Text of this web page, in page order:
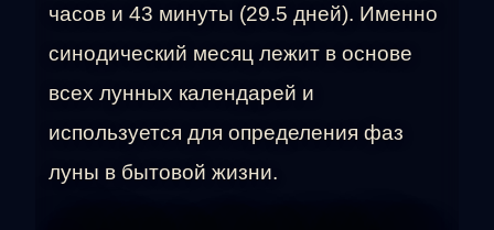
часов и 43 минуты (29.5 дней). Именно
синодический месяц лежит в основе
всех лунных календарей и
используется для определения фаз
луны в бытовой жизни.